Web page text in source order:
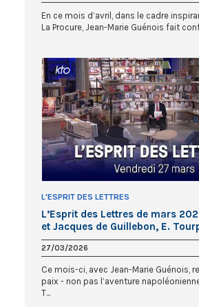
En ce mois d’avril, dans le cadre
La Procure, Jean-Marie Guénois fait
L'ESPRIT DES LETTRES
L’Esprit des Lettres de mars
et Jacques de Guillebon, E.
Yacoub
27/03/2026
Ce mois-ci, avec Jean-Marie Guénois,
paix - non pas l’aventure
T...